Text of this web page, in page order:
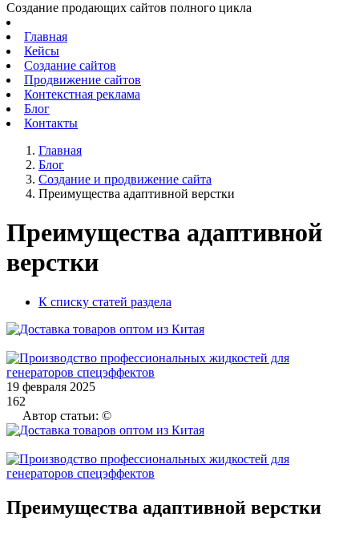
Создание продающих сайтов полного цикла
Главная
Кейсы
Создание сайтов
Продвижение сайтов
Контекстная реклама
Блог
Контакты
Главная
Блог
Создание и продвижение сайта
Преимущества адаптивной верстки
Преимущества адаптивной
верстки
К списку статей раздела
19 февраля 2025
162
Автор статьи: ©
Преимущества адаптивной верстки